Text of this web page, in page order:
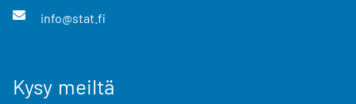
info@stat.fi
Kysy meiltä